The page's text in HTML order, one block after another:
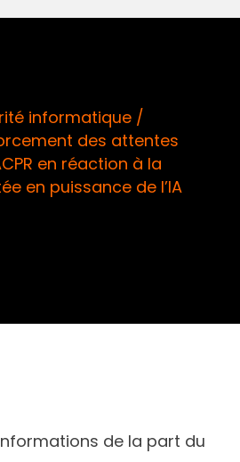
santé / La mesure
gel des tarifs 2026 enfin
le feu d’une QPC !
libre
de la part du